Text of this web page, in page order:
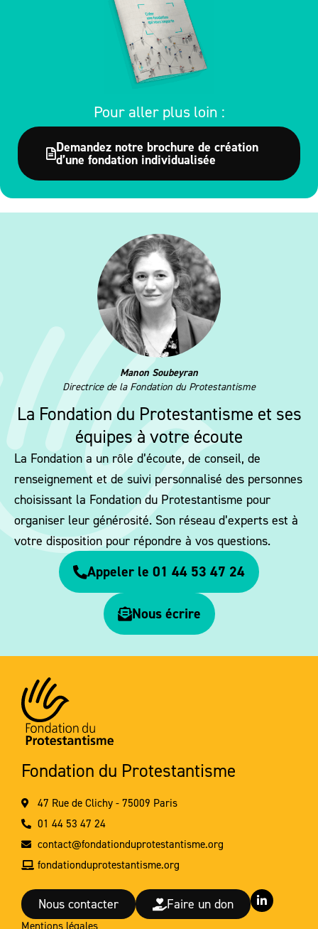
Pour aller plus loin :
Demandez notre brochure de création
d’une fondation individualisée
Manon Soubeyran
Directrice de la Fondation du Protestantisme
La Fondation du Protestantisme et ses
équipes à votre écoute
La Fondation a un rôle d’écoute, de conseil, de
renseignement et de suivi personnalisé des personnes
choisissant la Fondation du Protestantisme pour
organiser leur générosité. Son réseau d’experts est à
votre disposition pour répondre à vos questions.
Appeler le 01 44 53 47 24
Nous écrire
Fondation du Protestantisme
47 Rue de Clichy - 75009 Paris
01 44 53 47 24
contact@fondationduprotestantisme.org
fondationduprotestantisme.org
Nous contacter Faire un don
L
i
Mentions légales